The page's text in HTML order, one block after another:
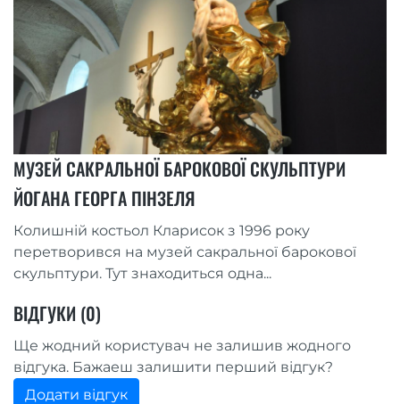
МУЗЕЙ САКРАЛЬНОЇ БАРОКОВОЇ СКУЛЬПТУРИ
ЙОГАНА ГЕОРГА ПІНЗЕЛЯ
Колишній костьол Кларисок з 1996 року
перетворився на музей сакральної барокової
скульптури. Тут знаходиться одна...
ВІДГУКИ (0)
Ще жодний користувач не залишив жодного
відгука. Бажаеш залишити перший відгук?
Додати відгук